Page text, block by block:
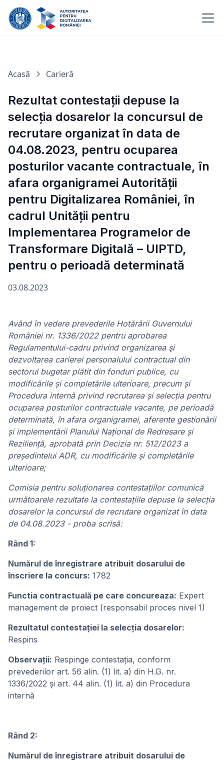
Acasă Carieră
Rezultat contestații depuse la
selecția dosarelor la concursul de
recrutare organizat în data de
04.08.2023, pentru ocuparea
posturilor vacante contractuale, în
afara organigramei Autorității
pentru Digitalizarea României, în
cadrul Unității pentru
Implementarea Programelor de
Transformare Digitală – UIPTD,
pentru o perioadă determinată
03.08.2023
Având în vedere prevederile Hotărârii Guvernului
României nr. 1336/2022 pentru aprobarea
Regulamentului-cadru privind organizarea şi
dezvoltarea carierei personalului contractual din
sectorul bugetar plătit din fonduri publice, cu
modificările și completările ulterioare, precum și
Procedura internă privind recrutarea și selecția pentru
ocuparea posturilor contractuale vacante, pe perioadă
determinată, în afara organigramei, aferente gestionării
și implementării Planului Național de Redresare și
Reziliență, aprobată prin Decizia nr. 512/2023 a
președintelui ADR, cu modificările și completările
ulterioare;
Comisia pentru soluționarea contestațiilor comunică
următoarele rezultate la contestațiile depuse la selecția
dosarelor la concursul de recrutare organizat în data
de 04.08.2023 - proba scrisă:
Rând 1:
Numărul de înregistrare atribuit dosarului de
înscriere la concurs: 1782
Functia contractuală pe care concureaza: Expert
management de proiect (responsabil proces nivel 1)
Rezultatul contestației la selecția dosarelor:
Respins
Observații: Respinge contestația, conform
prevederilor art. 56 alin. (1) lit. a) din H.G. nr.
1336/2022 și art. 44 alin. (1) lit. a) din Procedura
internă
Rând 2:
Numărul de înregistrare atribuit dosarului de